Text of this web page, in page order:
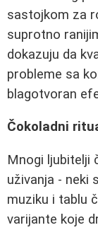
sastojkom za
suprotno
dokazuju da
probleme sa
blagotvoran
Čokoladni
Mnogi ljubitelji
uživanja - neki
muziku i tablu
varijante koje